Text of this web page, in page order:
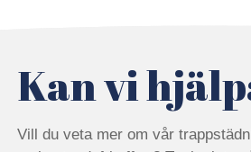
Kan vi
Vill du veta mer om vår